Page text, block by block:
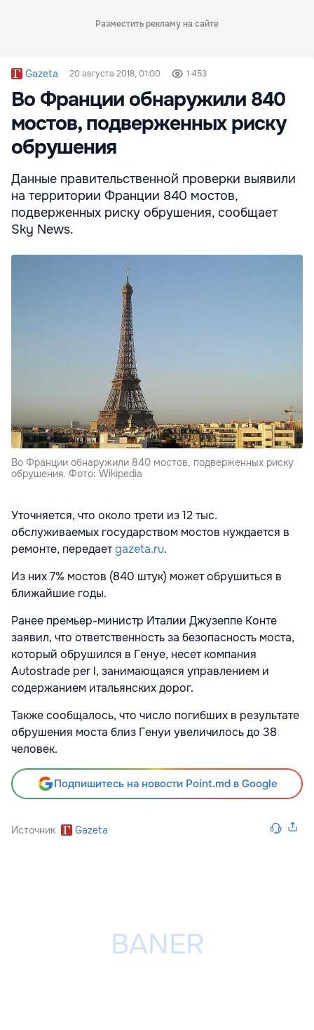
Разместить рекламу на сайте
Gazeta 20 августа 2018, 01:00 1 453
Во Франции обнаружили 840
мостов, подверженных риску
обрушения
Данные правительственной проверки выявили
на территории Франции 840 мостов,
подверженных риску обрушения, сообщает
Sky News.
Во Франции обнаружили 840 мостов, подверженных риску
обрушения. Фото: Wikipedia
Уточняется, что около трети из 12 тыс.
обслуживаемых государством мостов нуждается в
ремонте, передаетgazeta.ru.
Из них 7% мостов (840 штук) может обрушиться в
ближайшие годы.
Ранее премьер-министр Италии Джузеппе Конте
заявил, что ответственность за безопасность моста,
который обрушился в Генуе, несет компания
Autostrade per l, занимающаяся управлением и
содержанием итальянских дорог.
Также сообщалось, что число погибших в результате
обрушения моста близ Генуи увеличилось до 38
человек.
Подпишитесь на новости Point.md в Google
Источник Gazeta